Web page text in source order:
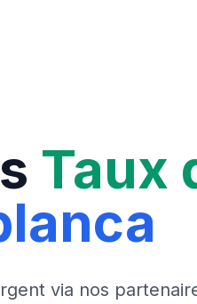
Taux
via nos